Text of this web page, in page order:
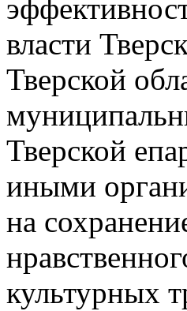
власти
Тверской
Тверской
иными
на
культурных